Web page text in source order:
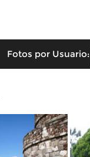
Fotos por Usuario: